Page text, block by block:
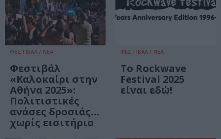
ΦΕΣΤΙΒΑΛ / ΝΕΑ
Φεστιβάλ
«Καλοκαίρι στην
Αθήνα 2025»:
Πολιτιστικές
ανάσες δροσιάς…
χωρίς εισιτήριο
ΦΕΣΤΙΒΑΛ / ΝΕΑ
Το Rockwave
Festival 2025
είναι εδώ!